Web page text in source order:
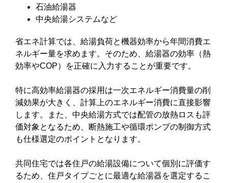
石油給湯器
中央給湯システムなど
省エネ計算では、給湯負荷と機器効率から年間消費エ
ネルギー量を求めます。そのため、給湯器の効率（熱
効率やCOP）を正確に入力することが重要です。
特に高効率給湯器の採用は一次エネルギー消費量の削
減効果が大きく、計算上のエネルギー消費に直接影響
します。また、中央給湯方式では配管の放熱ロスも評
価対象となるため、断熱施工や循環ポンプの制御方式
も仕様選定のポイントとなります。
共同住宅では各住戸の給湯設備について個別に評価す
るため、住戸タイプごとに最適な給湯器を選定するこ